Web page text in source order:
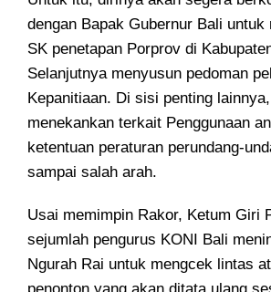
dengan Bapak Gubernur Bali untuk
SK penetapan Porprov di
Selanjutnya menyusun pedoman
Kepanitiaan. Di sisi penting
menekankan terkait Penggunaan
ketentuan peraturan perundang-
sampai salah arah.
Usai memimpin Rakor, Ketum Giri
sejumlah pengurus KONI Bali
Ngurah Rai untuk mengcek lintas
penonton yang akan ditata ulang